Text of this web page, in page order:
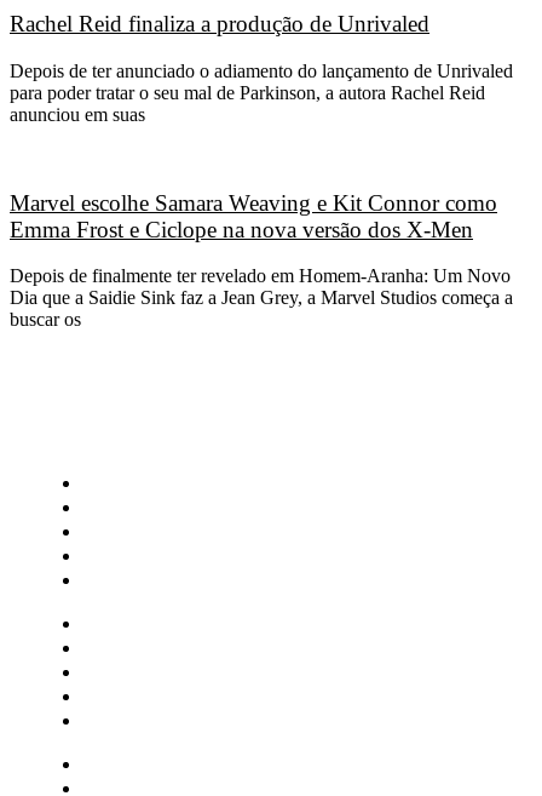
Rachel Reid finaliza a produção de Unrivaled
Depois de ter anunciado o adiamento do lançamento de Unrivaled
para poder tratar o seu mal de Parkinson, a autora Rachel Reid
anunciou em suas
Marvel escolhe Samara Weaving e Kit Connor como
Emma Frost e Ciclope na nova versão dos X-Men
Depois de finalmente ter revelado em Homem-Aranha: Um Novo
Dia que a Saidie Sink faz a Jean Grey, a Marvel Studios começa a
buscar os